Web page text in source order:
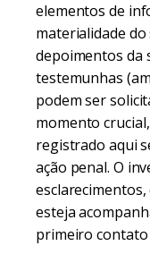
elementos de
materialidade
depoimentos da
testemunhas
podem ser
momento
registrado aqui
ação penal. O
esteja
primeiro contato